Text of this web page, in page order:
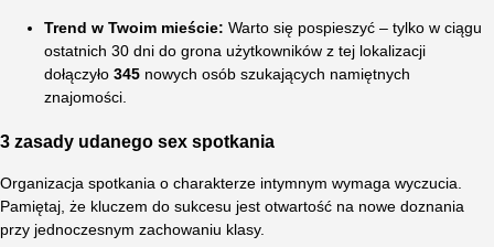
Trend w Twoim mieście: Warto się pospieszyć – tylko w ciągu
ostatnich 30 dni do grona użytkowników z tej lokalizacji
dołączyło 345 nowych osób szukających namiętnych
znajomości.
3 zasady udanego sex spotkania
Organizacja spotkania o charakterze intymnym wymaga wyczucia.
Pamiętaj, że kluczem do sukcesu jest otwartość na nowe doznania
przy jednoczesnym zachowaniu klasy.